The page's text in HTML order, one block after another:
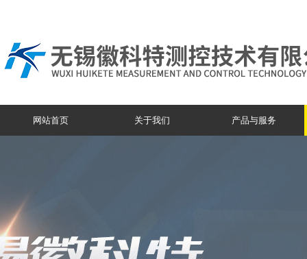
网站首页 关于我们 产品与服务